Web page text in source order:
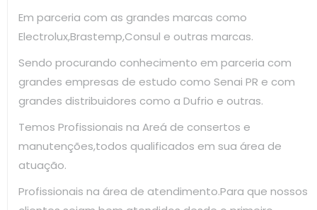
Em parceria com as grandes marcas como
Electrolux,Brastemp,Consul e outras marcas.
Sendo procurando conhecimento em parceria com
grandes empresas de estudo como Senai PR e com
grandes distribuidores como a Dufrio e outras.
Temos Profissionais na Areá de consertos e
manutenções,todos qualificados em sua área de
atuação.
Profissionais na área de atendimento.Para que nossos